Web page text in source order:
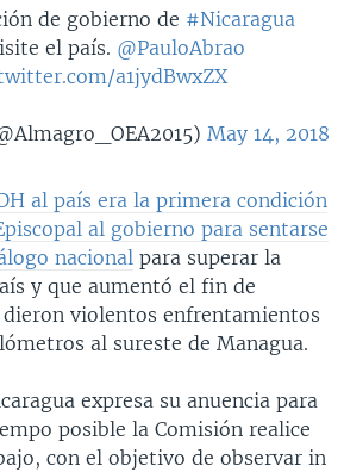
de gobierno de #Nicaragua
el país. @PauloAbrao
a1jydBwxZX
May 14, 2018
al país era la primera condición
al gobierno para sentarse
nacional para superar la
y que aumentó el fin de
dieron violentos enfrentamientos
al sureste de Managua.
expresa su anuencia para
posible la Comisión realice
con el objetivo de observar in